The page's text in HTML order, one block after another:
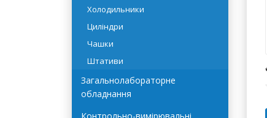
Фільтрувальні матеріали
Флакони культуральні
Холодильники
Циліндри
Штативи
Загальнолабораторне